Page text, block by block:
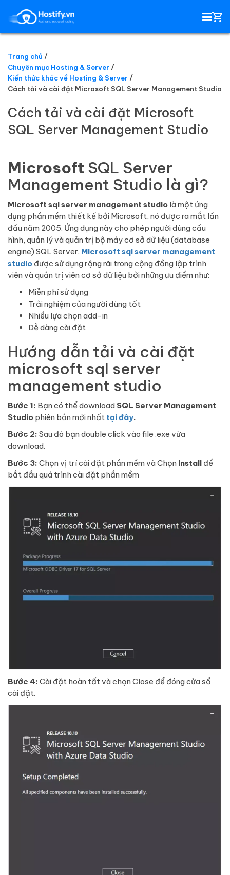
HOSTING
TÊN MIỀN
EMAIL SERVER
Trang chủ
Chuyên mục Hosting & Server
Kiến thức khác về Hosting & Server
Cách tải và cài đặt Microsoft SQL Server Management Studio
Cách tải và cài đặt Microsoft
SQL Server Management Studio
Microsoft SQL Server
Management Studio là gì?
Microsoft sql server management studio là một ứng
dụng phần mềm thiết kế bởi Microsoft, nó được ra mắt lần
đầu năm 2005. Ứng dụng này cho phép người dùng cấu
hình, quản lý và quản trị bộ máy cơ sở dữ liệu (database
engine) SQL Server. Microsoft sql server management
studio được sử dụng rộng rãi trong cộng đồng lập trình
viên và quản trị viên cơ sở dữ liệu bởi những ưu điểm như:
Miễn phí sử dụng
Trải nghiệm của người dùng tốt
Nhiều lựa chọn add-in
Dễ dàng cài đặt
Hướng dẫn tải và cài đặt
microsoft sql server
management studio
Bước 1: Bạn có thể download SQL Server Management
Studio phiên bản mới nhất tại đây.
Bước 2: Sau đó bạn double click vào file .exe vừa
download.
Bước 3: Chọn vị trí cài đặt phần mềm và Chọn Install để
bắt đầu quá trình cài đặt phần mềm
Bước 4: Cài đặt hoàn tất và chọn Close để đóng cửa sổ
cài đặt.